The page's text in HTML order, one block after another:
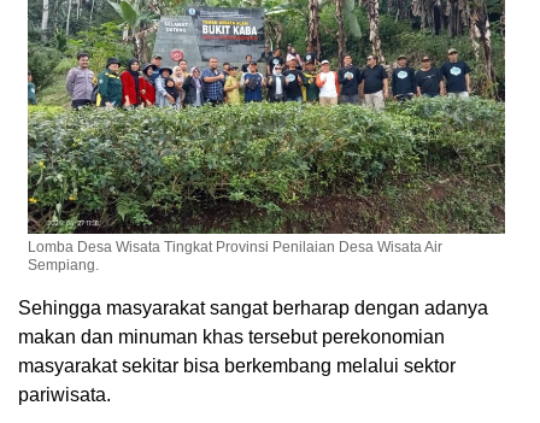
Lomba Desa Wisata Tingkat Provinsi Penilaian Desa Wisata Air
Sempiang.
Sehingga masyarakat sangat berharap dengan adanya
makan dan minuman khas tersebut perekonomian
masyarakat sekitar bisa berkembang melalui sektor
pariwisata.